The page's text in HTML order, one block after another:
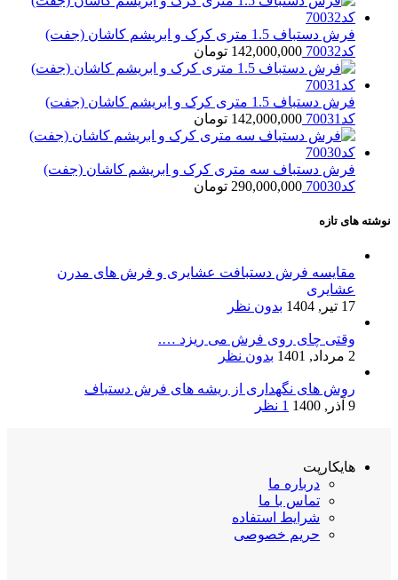
فرش دستباف 1.5 متری کرک و ابریشم کاشان (جفت)
کد70032
142,000,000 تومان
فرش دستباف 1.5 متری کرک و ابریشم کاشان (جفت)
کد70031
142,000,000 تومان
فرش دستباف سه متری کرک و ابریشم کاشان (جفت)
کد70030
290,000,000 تومان
نوشته های تازه
مقایسه فرش دستبافت عشایری و فرش های مدرن
عشایری
17 تیر, 1404
بدون نظر
وقتی چای روی فرش می ریزد ….
2 مرداد, 1401
بدون نظر
روش های نگهداری از ریشه های فرش دستباف
9 آذر, 1400
1 نظر
هایکارپت
درباره ما
تماس با ما
شرایط استفاده
حریم خصوصی